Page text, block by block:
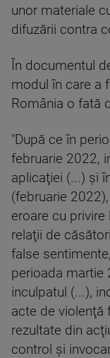
unor materiale
difuzării contra
În documentul
modul în care a
România o fată
"După ce în
februarie 2022,
aplicaţiei (...) şi
(februarie
eroare cu privire
relaţii de
false
perioada martie
inculpatul (...),
acte de violenţă
rezultate din
control şi